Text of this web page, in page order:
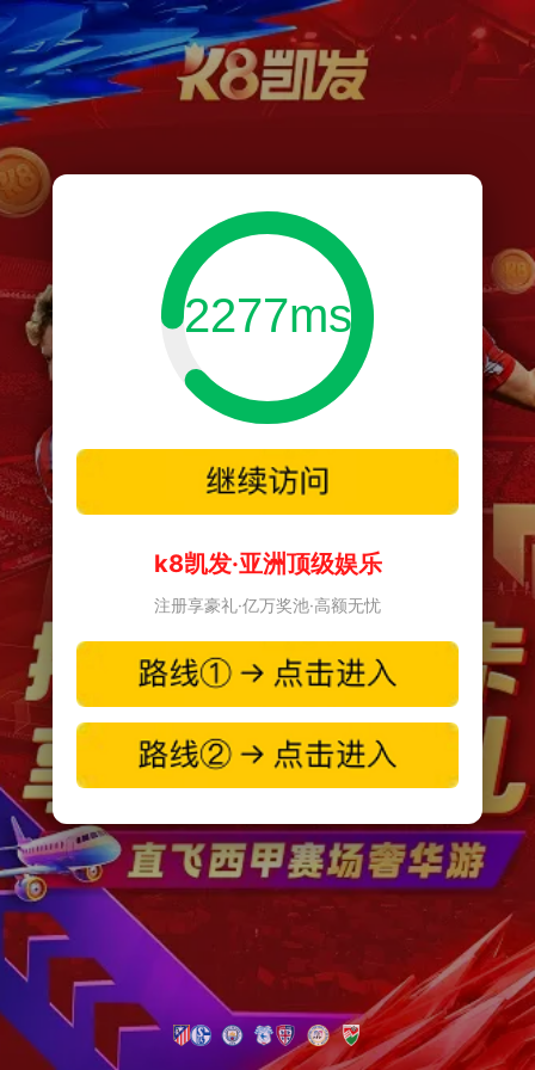
2277ms
k8凯发·亚洲顶级娱乐
注册享豪礼·亿万奖池·高额无忧